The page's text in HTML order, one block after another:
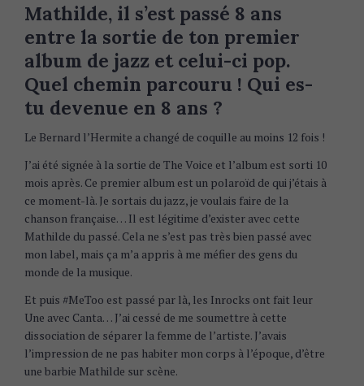
Mathilde, il s’est passé 8 ans
entre la sortie de ton premier
album de jazz et celui-ci pop.
Quel chemin parcouru ! Qui es-
tu devenue en 8 ans ?
Le Bernard l’Hermite a changé de coquille au moins 12 fois !
J’ai été signée à la sortie de The Voice et l’album est sorti 10
mois après. Ce premier album est un polaroïd de qui j’étais à
ce moment-là. Je sortais du jazz, je voulais faire de la
chanson française… Il est légitime d’exister avec cette
Mathilde du passé. Cela ne s’est pas très bien passé avec
mon label, mais ça m’a appris à me méfier des gens du
monde de la musique.
Et puis #MeToo est passé par là, les Inrocks ont fait leur
Une avec Canta… J’ai cessé de me soumettre à cette
dissociation de séparer la femme de l’artiste. J’avais
l’impression de ne pas habiter mon corps à l’époque, d’être
une barbie Mathilde sur scène.